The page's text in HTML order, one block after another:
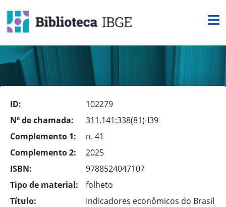
ID:
102279
Nº de chamada:
311.141:338(81)-I39
Complemento 1:
n. 41
Complemento 2:
2025
ISBN:
9788524047107
Tipo de material:
folheto
Título:
Indicadores econômicos do Brasil